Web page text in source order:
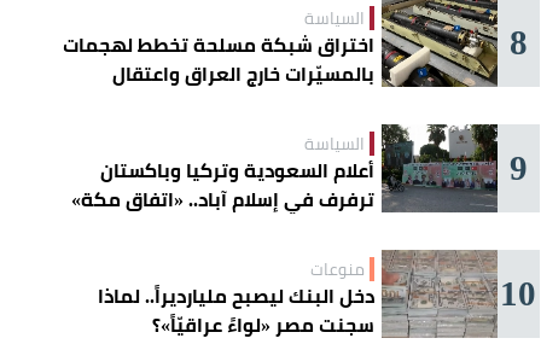
8 السياسة
اختراق شبكة مسلحة تخطط لهجمات
بالمسيّرات خارج العراق واعتقال
9 السياسة
أعلام السعودية وتركيا وباكستان
ترفرف في إسلام آباد.. «اتفاق مكة»
10 منوعات
دخل البنك ليصبح مليارديراً.. لماذا
سجنت مصر «لواءً عراقيّاً»؟